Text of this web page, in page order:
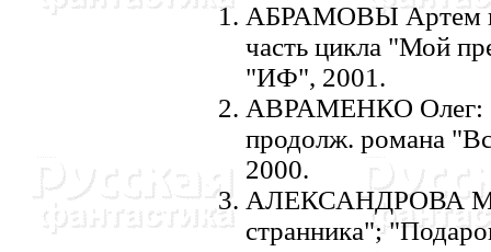
АБРАМОВЫ Артем и
часть цикла "Мой
"ИФ", 2001.
АВРАМЕHКО Олег:
продолж. романа
2000.
АЛЕКСАHДРОВА
странника";